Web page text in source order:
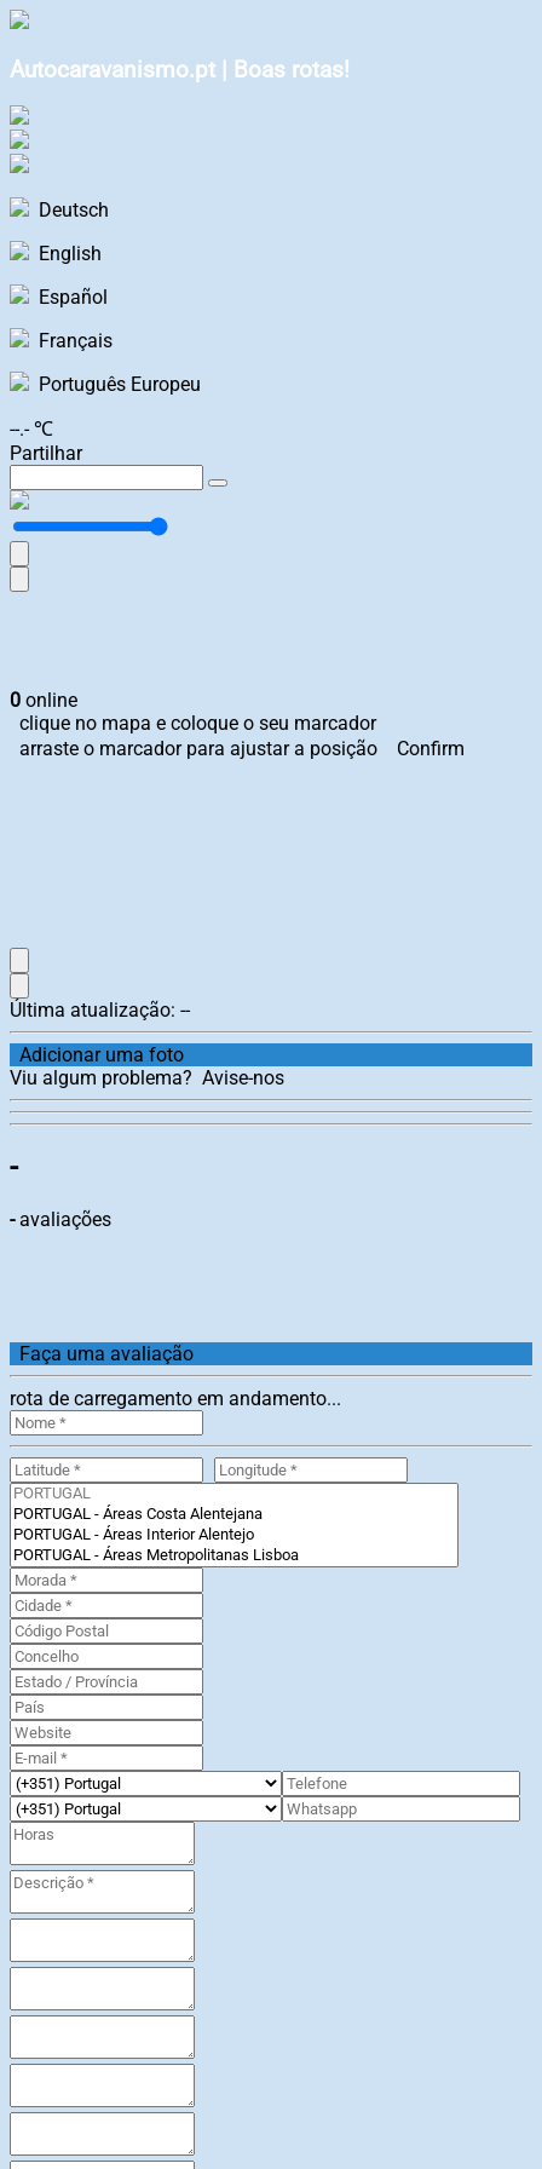
Autocaravanismo.pt | Boas rotas!
Deutsch
English
Español
Français
Português Europeu
--.- ℃
Partilhar
0 online
clique no mapa e coloque o seu marcador
arraste o marcador para ajustar a posição
Confirm
Última atualização: --
Adicionar uma foto
Viu algum problema? Avise-nos
-
-avaliações
Faça uma avaliação
rota de carregamento em andamento...